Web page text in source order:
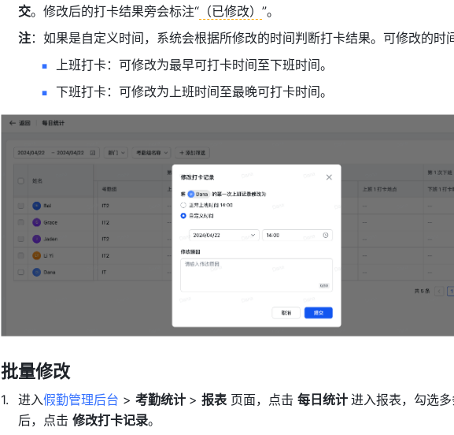
交。修改后的打卡结果旁会标注“ （已修改） ”。
注：如果是自定义时间，系统会根据所修改的时间判断打卡结果。可修改的时
上班打卡：可修改为最早可打卡时间至下班时间。
下班打卡：可修改为上班时间至最晚可打卡时间。
批量修改
进入假勤管理后台 > 考勤统计 > 报表 页面，点击 每日统计 进入报表，勾选
后，点击 修改打卡记录。